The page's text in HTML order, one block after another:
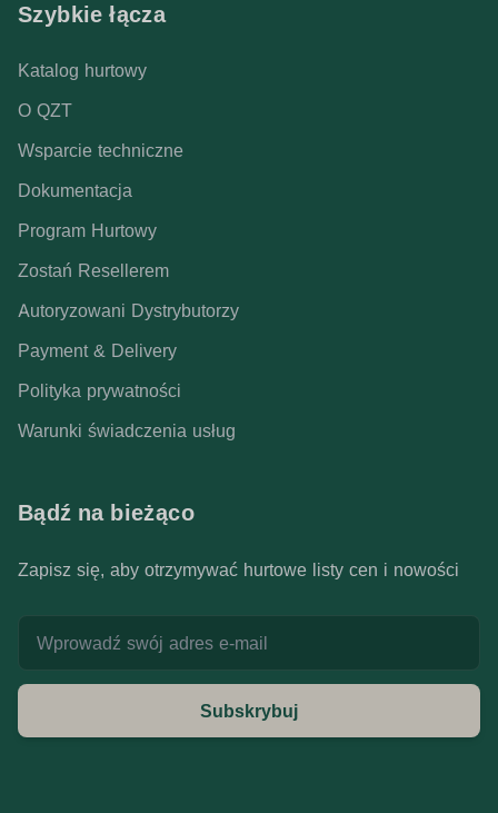
Szybkie łącza
Katalog hurtowy
O QZT
Wsparcie techniczne
Dokumentacja
Program Hurtowy
Zostań Resellerem
Autoryzowani Dystrybutorzy
Payment & Delivery
Polityka prywatności
Warunki świadczenia usług
Bądź na bieżąco
Zapisz się, aby otrzymywać hurtowe listy cen i nowości
Subskrybuj